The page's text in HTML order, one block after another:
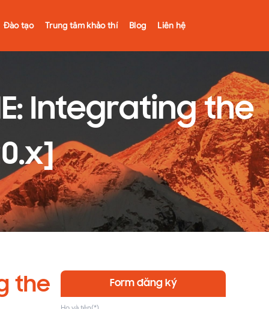
Đào tạo Trung tâm khảo thí Blog Liên hệ
Integrating the
the Form đăng ký